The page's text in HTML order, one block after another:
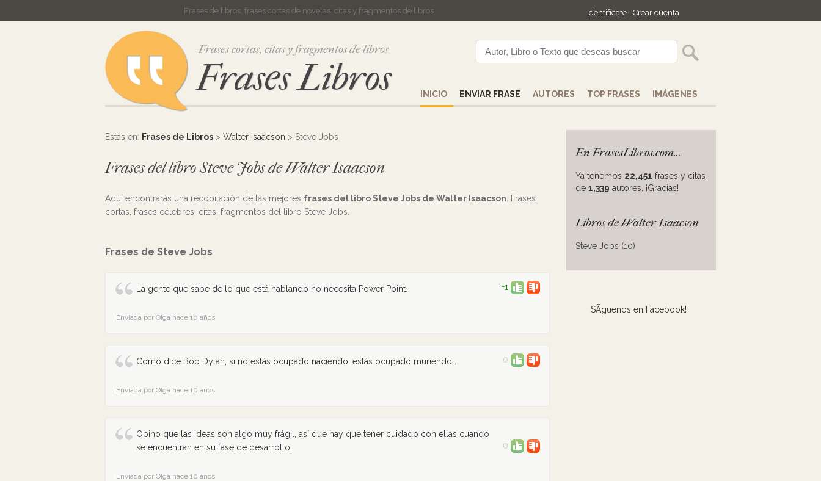
Identifícate Crear cuenta
Frases de libros, frases cortas de novelas, citas y fragmentos de libros
Frases cortas, citas y fragmentos de libros
Frases Libros INICIO ENVIAR FRASE AUTORES TOP FRASES IMÁGENES
Estás en: Frases de Libros > Walter Isaacson > Steve Jobs
Frases del libro Steve Jobs de Walter Isaacson
Aquí encontrarás una recopilación de las mejores frases del libro Steve Jobs de Walter Isaacson . Frases
cortas, frases célebres, citas, fragmentos del libro Steve Jobs.
Frases de Steve Jobs
La gente que sabe de lo que está hablando no necesita Power Point. +1
Enviada por Olga hace 10 años
Como dice Bob Dylan, si no estás ocupado naciendo, estás ocupado muriendo… 0
Enviada por Olga hace 10 años
Opino que las ideas son algo muy frágil, así que hay que tener cuidado con ellas cuando
se encuentran en su fase de desarrollo.
0
Enviada por Olga hace 10 años
En FrasesLibros.com...
Ya tenemos 22,451 frases y citas
de 1,339 autores. ¡Gracias!
Libros de Walter Isaacson
Steve Jobs (10)
SÃ­guenos en Facebook!